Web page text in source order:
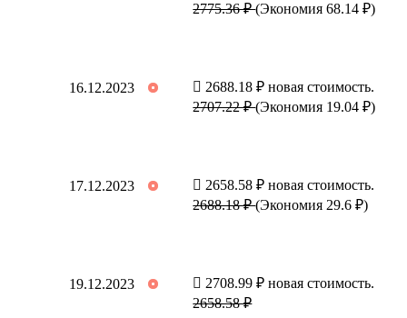
2775.36 ₽(Экономия 68.14 ₽)
16.12.2023
2688.18 ₽ новая стоимость.
2707.22 ₽(Экономия 19.04 ₽)
17.12.2023
2658.58 ₽ новая стоимость.
2688.18 ₽(Экономия 29.6 ₽)
19.12.2023
2708.99 ₽ новая стоимость.
2658.58 ₽